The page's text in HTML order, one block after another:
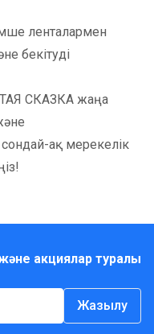
ленталармен
бекітуді
СКАЗКА жаңа
ақ мерекелік
акциялар туралы
Жазылу